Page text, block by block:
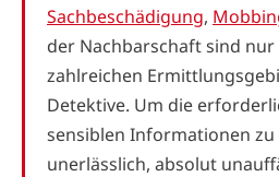
Sachbeschädigung,
der Nachbarschaft sind nur
zahlreichen
Detektive. Um die
sensiblen Informationen zu
unerlässlich, absolut